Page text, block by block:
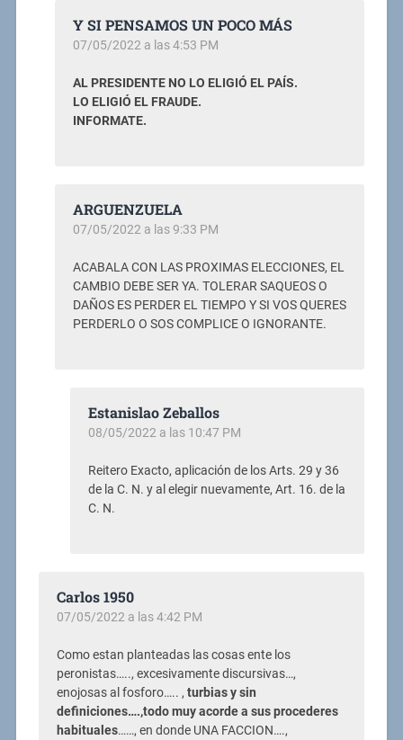
Y SI PENSAMOS UN POCO MÁS
07/05/2022 a las 4:53 PM
AL PRESIDENTE NO LO ELIGIÓ EL PAÍS.
LO ELIGIÓ EL FRAUDE.
INFORMATE.
ARGUENZUELA
07/05/2022 a las 9:33 PM
ACABALA CON LAS PROXIMAS ELECCIONES, EL
CAMBIO DEBE SER YA. TOLERAR SAQUEOS O
DAÑOS ES PERDER EL TIEMPO Y SI VOS QUERES
PERDERLO O SOS COMPLICE O IGNORANTE.
Estanislao Zeballos
08/05/2022 a las 10:47 PM
Reitero Exacto, aplicación de los Arts. 29 y 36
de la C. N. y al elegir nuevamente, Art. 16. de la
C. N.
Carlos 1950
07/05/2022 a las 4:42 PM
Como estan planteadas las cosas ente los
peronistas….., excesivamente discursivas…,
enojosas al fosforo….. , turbias y sin
definiciones….,todo muy acorde a sus procederes
habituales……, en donde UNA FACCION….,